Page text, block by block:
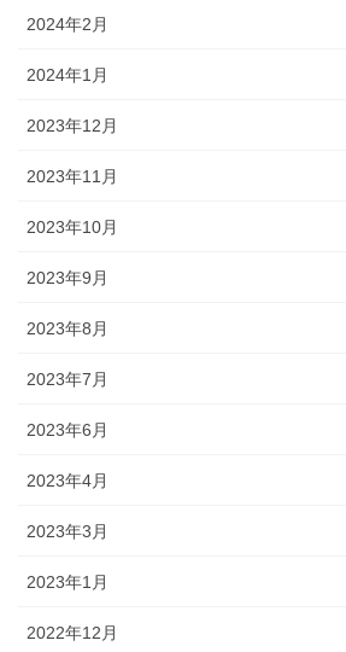
2024年2月
2024年1月
2023年12月
2023年11月
2023年10月
2023年9月
2023年8月
2023年7月
2023年6月
2023年4月
2023年3月
2023年1月
2022年12月